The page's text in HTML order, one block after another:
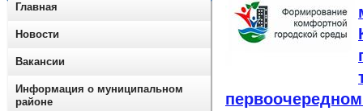
Главная
Новости
Вакансии
Информация о муниципальном
районе